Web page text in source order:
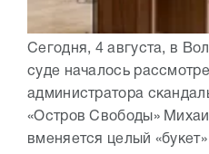
Сегодня, 4 августа, в
суде началось
администратора
«Остров Свободы»
вменяется целый